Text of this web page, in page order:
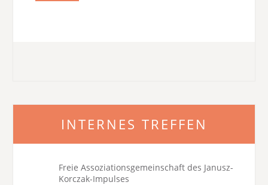
INTERNES TREFFEN
Freie Assoziationsgemeinschaft des Janusz-
Korczak-Impulses